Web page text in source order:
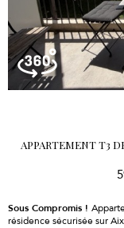
APPARTEMENT T3
Sous Compromis !
résidence sécurisée sur